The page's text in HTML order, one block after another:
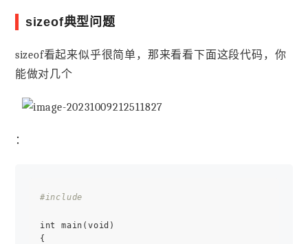
sizeof典型问题
sizeof看起来似乎很简单，那来看看下面这段代码，你
能做对几个
：
#include
int main(void)
{